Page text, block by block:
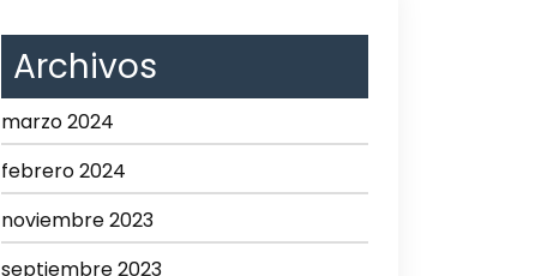
Archivos
marzo 2024
febrero 2024
noviembre 2023
septiembre 2023